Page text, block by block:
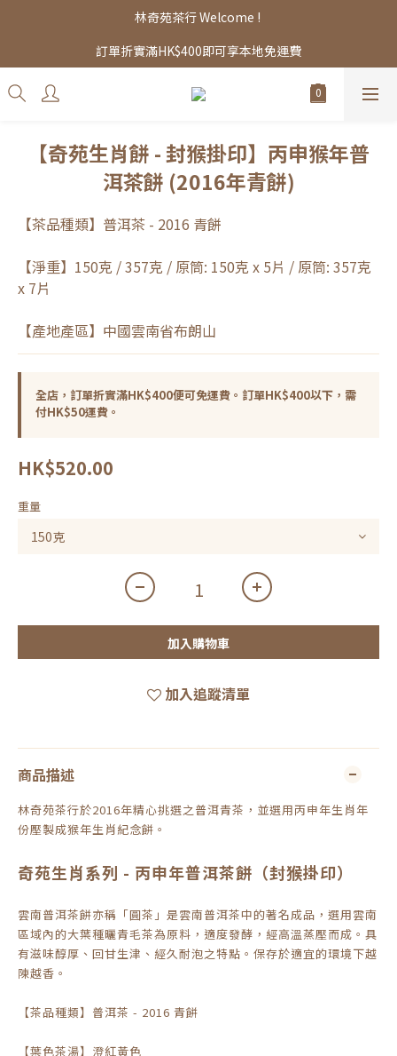
林奇苑茶行 Welcome !
訂單折實滿HK$400即可享本地免運費
【奇苑生肖餅 - 封猴掛印】丙申猴年普
洱茶餅 (2016年青餅)
【茶品種類】普洱茶 - 2016 青餅
【淨重】150克 / 357克 / 原筒: 150克 x 5片 / 原筒: 357克
x 7片
【產地產區】中國雲南省布朗山
全店，訂單折實滿HK$400便可免運費。訂單HK$400以下，需
付HK$50運費。
HK$520.00
重量
加入購物車
加入追蹤清單
商品描述
林奇苑茶行於2016年精心挑選之普洱青茶，並選用丙申年生肖年
份壓製成猴年生肖紀念餅。
奇苑生肖系列 - 丙申年普洱茶餅（封猴掛印）
雲南普洱茶餅亦稱「圓茶」是雲南普洱茶中的著名成品，選用雲南
區域內的大葉種曬青毛茶為原料，適度發酵，經高溫蒸壓而成。具
有滋味醇厚、回甘生津、經久耐泡之特點。保存於適宜的環境下越
陳越香。
【茶品種類】普洱茶 - 2016 青餅
【葉色茶湯】澄紅黃色